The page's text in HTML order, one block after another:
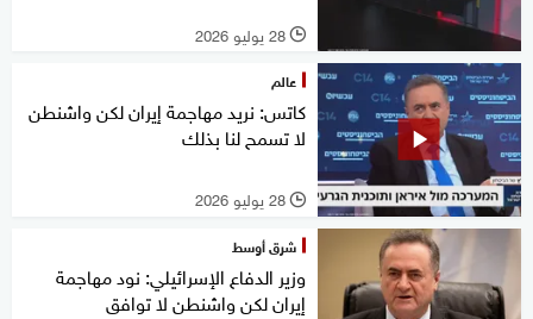
l 28 يوليو 2026
عالم
كاتس: نريد مهاجمة إيران لكن واشنطن
لا تسمح لنا بذلك
l 28 يوليو 2026
شرق أوسط
وزير الدفاع الإسرائيلي: نود مهاجمة
إيران لكن واشنطن لا توافق